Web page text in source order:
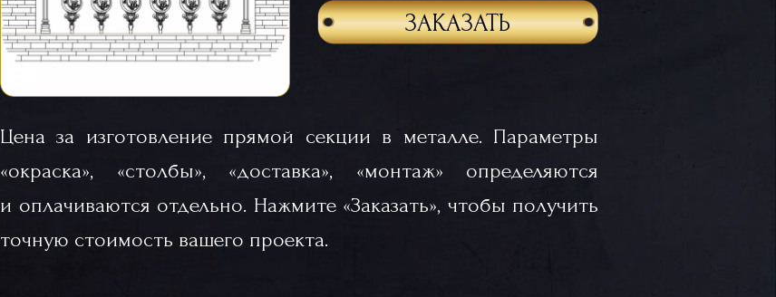
ЗАКАЗАТЬ
Цена за изготовление прямой секции в металле. Параметры
«окраска», «столбы», «доставка», «монтаж» определяются
и оплачиваются отдельно. Нажмите «Заказать», чтобы получить
точную стоимость вашего проекта.